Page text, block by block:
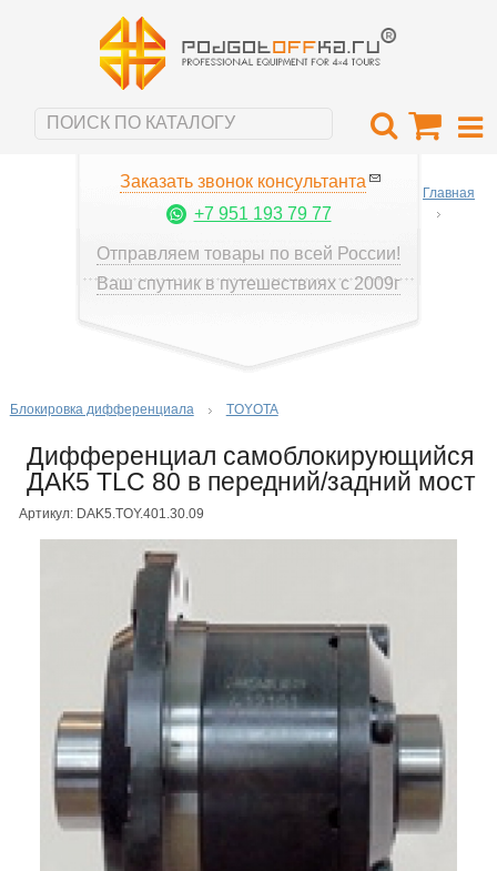
Заказать звонок консультанта
+7 951 193 79 77
Отправляем товары по всей России!
Ваш спутник в путешествиях с 2009г
Главная
Блокировка дифференциала TOYOTA
Дифференциал самоблокирующийся
ДАК5 TLC 80 в передний/задний мост
Артикул: DAK5.TOY.401.30.09